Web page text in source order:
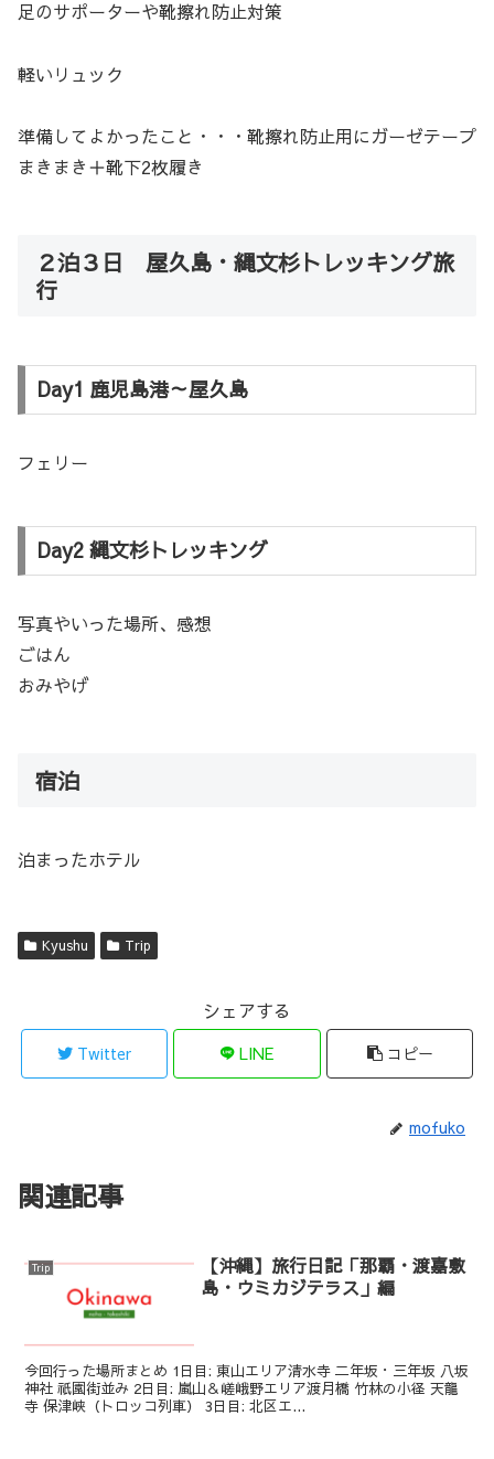
足のサポーターや靴擦れ防止対策
軽いリュック
準備してよかったこと・・・靴擦れ防止用にガーゼテープ
まきまき＋靴下2枚履き
２泊３日 屋久島・縄文杉トレッキング旅
行
Day1 鹿児島港～屋久島
フェリー
Day2 縄文杉トレッキング
写真やいった場所、感想
ごはん
おみやげ
宿泊
泊まったホテル
Kyushu Trip
シェアする
Twitter LINE コピー
mofuko
関連記事
Trip
【沖縄】旅行日記「那覇・渡嘉敷
島・ウミカジテラス」編
今回行った場所まとめ 1日目: 東山エリア清水寺 二年坂・三年坂 八坂
神社 祇園街並み 2日目: 嵐山＆嵯峨野エリア渡月橋 竹林の小径 天龍
寺 保津峡（トロッコ列車） 3日目: 北区エ...